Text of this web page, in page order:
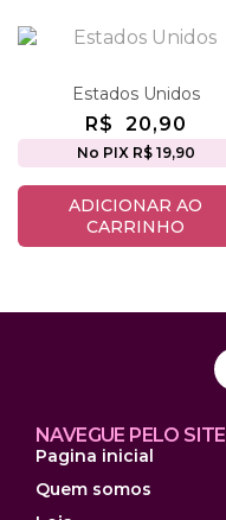
Estados Unidos
R$ 20,90
No PIX R$ 19,90
ADICIONAR AO
CARRINHO
NAVEGUE PELO SITE
Pagina inicial
Quem somos